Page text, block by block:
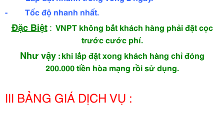
- Tốc độ nhanh nhất.
Đặc Biệt: VNPT không bắt khách hàng phải đặt cọc
trước cước phí.
Như vậy: khi lắp đặt xong khách hàng chỉ đóng
200.000 tiền hòa mạng rồi sử dụng.
III BẢNG GIÁ DỊCH VỤ :